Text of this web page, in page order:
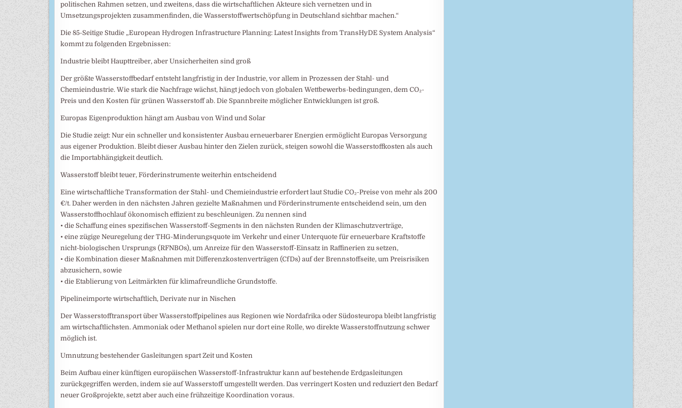
politischen Rahmen setzen, und zweitens, dass die wirtschaftlichen Akteure sich vernetzen und in
Umsetzungsprojekten zusammenfinden, die Wasserstoffwertschöpfung in Deutschland sichtbar machen.“
Die 85-Seitige Studie „European Hydrogen Infrastructure Planning: Latest Insights from TransHyDE System Analysis“
kommt zu folgenden Ergebnissen:
Industrie bleibt Haupttreiber, aber Unsicherheiten sind groß
Der größte Wasserstoffbedarf entsteht langfristig in der Industrie, vor allem in Prozessen der Stahl- und
Chemieindustrie. Wie stark die Nachfrage wächst, hängt jedoch von globalen Wettbewerbs-bedingungen, dem CO₂-
Preis und den Kosten für grünen Wasserstoff ab. Die Spannbreite möglicher Entwicklungen ist groß.
Europas Eigenproduktion hängt am Ausbau von Wind und Solar
Die Studie zeigt: Nur ein schneller und konsistenter Ausbau erneuerbarer Energien ermöglicht Europas Versorgung
aus eigener Produktion. Bleibt dieser Ausbau hinter den Zielen zurück, steigen sowohl die Wasserstoffkosten als auch
die Importabhängigkeit deutlich.
Wasserstoff bleibt teuer, Förderinstrumente weiterhin entscheidend
Eine wirtschaftliche Transformation der Stahl- und Chemieindustrie erfordert laut Studie CO₂-Preise von mehr als 200
€/t. Daher werden in den nächsten Jahren gezielte Maßnahmen und Förderinstrumente entscheidend sein, um den
Wasserstoffhochlauf ökonomisch effizient zu beschleunigen. Zu nennen sind
• die Schaffung eines spezifischen Wasserstoff-Segments in den nächsten Runden der Klimaschutzverträge,
• eine zügige Neuregelung der THG-Minderungsquote im Verkehr und einer Unterquote für erneuerbare Kraftstoffe
nicht-biologischen Ursprungs (RFNBOs), um Anreize für den Wasserstoff-Einsatz in Raffinerien zu setzen,
• die Kombination dieser Maßnahmen mit Differenzkostenverträgen (CfDs) auf der Brennstoffseite, um Preisrisiken
abzusichern, sowie
• die Etablierung von Leitmärkten für klimafreundliche Grundstoffe.
Pipelineimporte wirtschaftlich, Derivate nur in Nischen
Der Wasserstofftransport über Wasserstoffpipelines aus Regionen wie Nordafrika oder Südosteuropa bleibt langfristig
am wirtschaftlichsten. Ammoniak oder Methanol spielen nur dort eine Rolle, wo direkte Wasserstoffnutzung schwer
möglich ist.
Umnutzung bestehender Gasleitungen spart Zeit und Kosten
Beim Aufbau einer künftigen europäischen Wasserstoff-Infrastruktur kann auf bestehende Erdgasleitungen
zurückgegriffen werden, indem sie auf Wasserstoff umgestellt werden. Das verringert Kosten und reduziert den Bedarf
neuer Großprojekte, setzt aber auch eine frühzeitige Koordination voraus.